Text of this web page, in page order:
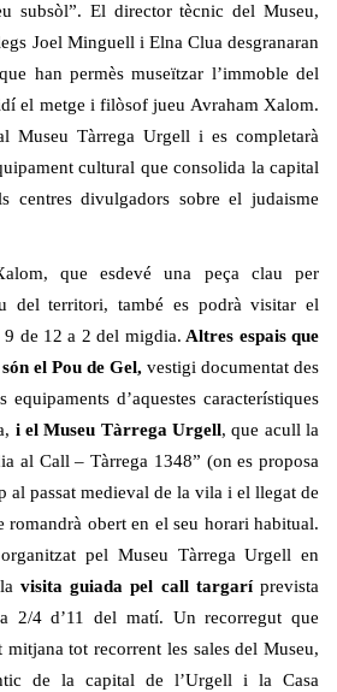
subsòl”. El director tècnic del Museu,
Joel Minguell i Elna Clua desgranaran
han permès museïtzar l’immoble del
el metge i filòsof jueu Avraham Xalom.
Museu Tàrrega Urgell i es completarà
cultural que consolida la capital
centres divulgadors sobre el judaisme
que esdevé una peça clau per
del territori, també es podrà visitar el
de 12 a 2 del migdia. Altres espais que
el Pou de Gel, vestigi documentat des
d’aquestes característiques
i el Museu Tàrrega Urgell, que acull la
al Call – Tàrrega 1348” (on es proposa
al passat medieval de la vila i el llegat de
obert en el seu horari habitual.
pel Museu Tàrrega Urgell en
lavisita guiada pel call targaríprevista
2/4 d’11 del matí. Un recorregut que
mitjana tot recorrent les sales del Museu,
de la capital de l’Urgell i la Casa